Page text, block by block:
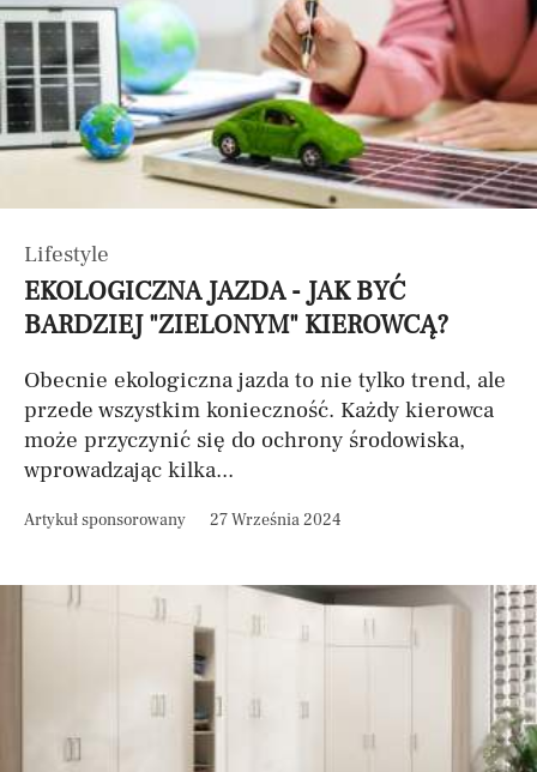
Lifestyle
EKOLOGICZNA JAZDA - JAK BYĆ
BARDZIEJ "ZIELONYM" KIEROWCĄ?
Obecnie ekologiczna jazda to nie tylko trend, ale
przede wszystkim konieczność. Każdy kierowca
może przyczynić się do ochrony środowiska,
wprowadzając kilka...
Artykuł sponsorowany 27 Września 2024